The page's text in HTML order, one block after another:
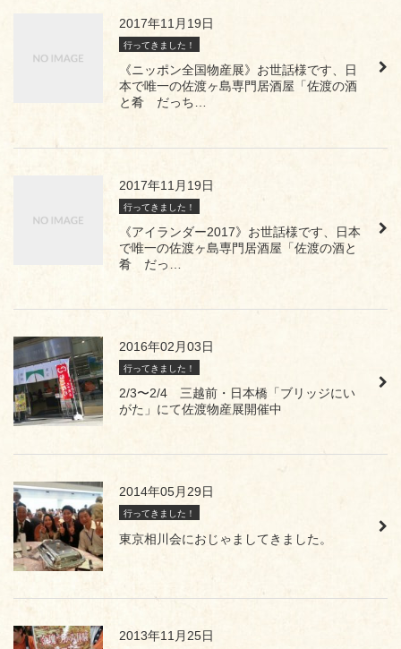
2017年11月19日
行ってきました！
《ニッポン全国物産展》お世話様です、日
本で唯一の佐渡ヶ島専門居酒屋「佐渡の酒
と肴 だっち…
2017年11月19日
行ってきました！
《アイランダー2017》お世話様です、日本
で唯一の佐渡ヶ島専門居酒屋「佐渡の酒と
肴 だっ…
2016年02月03日
行ってきました！
2/3〜2/4 三越前・日本橋「ブリッジにい
がた」にて佐渡物産展開催中
2014年05月29日
行ってきました！
東京相川会におじゃましてきました。
2013年11月25日